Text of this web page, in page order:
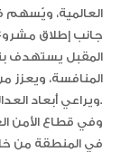
العالمية، ويُسهم
جانب إطلاق
المقبل يستهدف
المنافسة، ويعزز
ويراعي أبعاد العدالة الاجتماعية والاستدامة البيئية.
وفي قطاع الأمن
في المنطقة من